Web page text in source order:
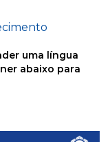
uma língua
abaixo para